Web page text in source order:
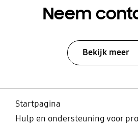
Neem
Bekijk meer
Startpagina
Hulp en ondersteuning voor